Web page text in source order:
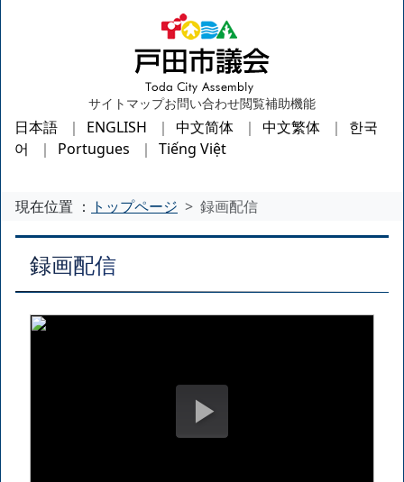
サイトマップお問い合わせ閲覧補助機能
日本語 ENGLISH 中文简体 中文繁体
한국
어
Portugues Tiếng Việt
現在位置 ： トップページ 録画配信
録画配信